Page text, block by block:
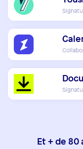
Et + de